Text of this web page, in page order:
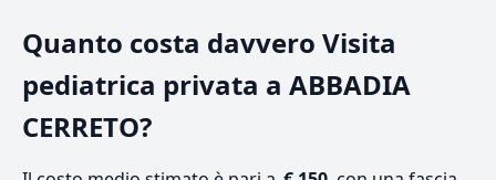
Quanto costa davvero Visita
pediatrica privata a ABBADIA
CERRETO?